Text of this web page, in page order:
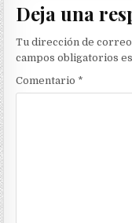
Deja una
Tu dirección de
campos obligatorios
Comentario *